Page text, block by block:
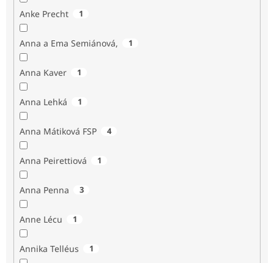
Anke Precht 1
Anna a Ema Semiánová, 1
Anna Kaver 1
Anna Lehká 1
Anna Mátiková FSP 4
Anna Peirettiová 1
Anna Penna 3
Anne Lécu 1
Annika Telléus 1